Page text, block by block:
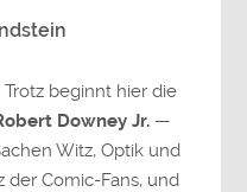
beginnt hier die
Downey Jr. —
Witz, Optik und
der Comic-Fans, und